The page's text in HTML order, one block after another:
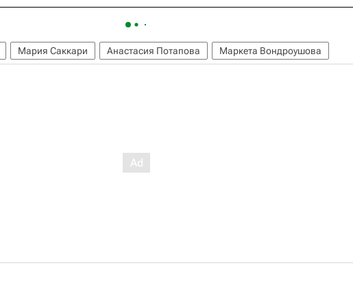
Мария Саккари Анастасия Потапова Маркета Вондроушова